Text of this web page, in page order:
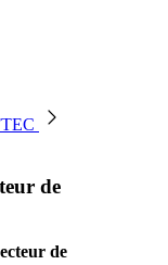
de
de